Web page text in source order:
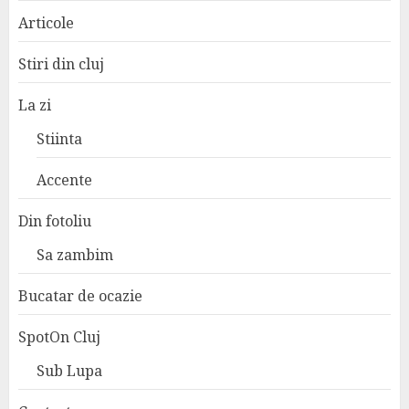
Articole
Stiri din cluj
La zi
Stiinta
Accente
Din fotoliu
Sa zambim
Bucatar de ocazie
SpotOn Cluj
Sub Lupa